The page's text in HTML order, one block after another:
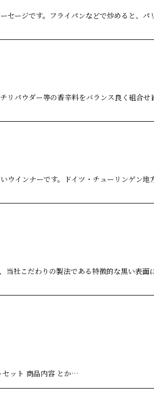
ージです。フライパンなどで炒めると、
リパウダー等の香辛料をバランス良く組合
インナーです。ドイツ・チューリンゲン
社こだわりの製法である特徴的な黒い表
セット 商品内容 とか…